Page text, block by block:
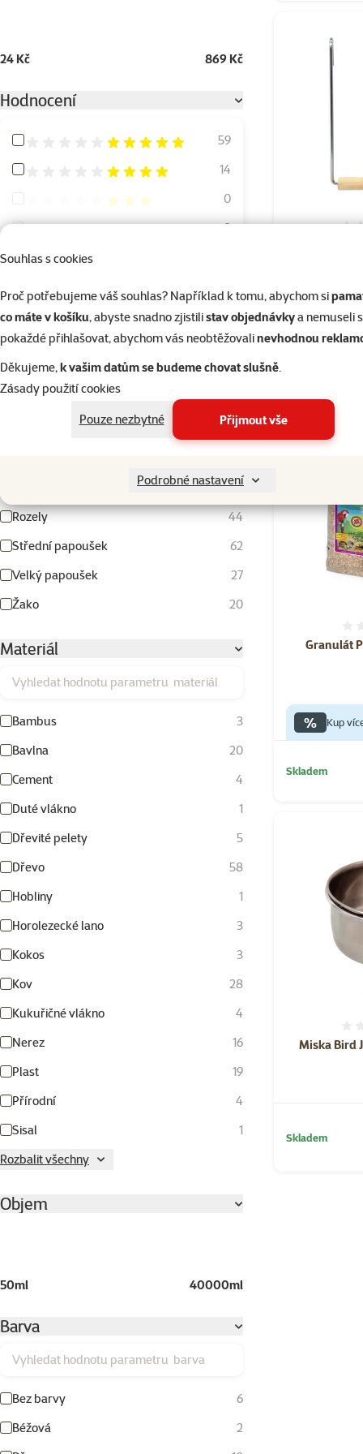
Souhlas s cookies
Proč potřebujeme váš souhlas? Například k tomu, abychom si
co máte v košíku, abyste snadno zjistilistav objednávkya nemuseli
pokaždé přihlašovat, abychom vás neobtěžovalinevhodnou
Děkujeme,k vašim datům se budeme chovat slušně.
Zásady použití cookies
Pouze nezbytné
Přijmout vše
Podrobné nastavení
24 Kč 869 Kč
Hodnocení
Hodnocení 100%
59
Hodnocení 80%
14
Hodnocení 60%
0
Hodnocení 40%
0
Druh ptactva
Andulky
63
Drobný exot
55
Holubice
3
56
65
Rozely
44
Střední papoušek
62
Velký papoušek
27
Žako
20
Materiál
Vyhledat hodnotu parametru materiál
Bambus
3
Bavlna
20
Cement
4
Duté vlákno
1
Dřevité pelety
5
Dřevo
58
Hobliny
1
Horolezecké lano
3
Kokos
3
Kov
28
Kukuřičné vlákno
4
Nerez
16
Plast
19
Přírodní
4
Sisal
1
Rozbalit všechny
Objem
50ml 40000ml
Barva
Vyhledat hodnotu parametru barva
Bez barvy
6
Béžová
2
Houpačka
Granulát
👍 TOP cena
% Kup
Skladem
Miska Bird
Skladem